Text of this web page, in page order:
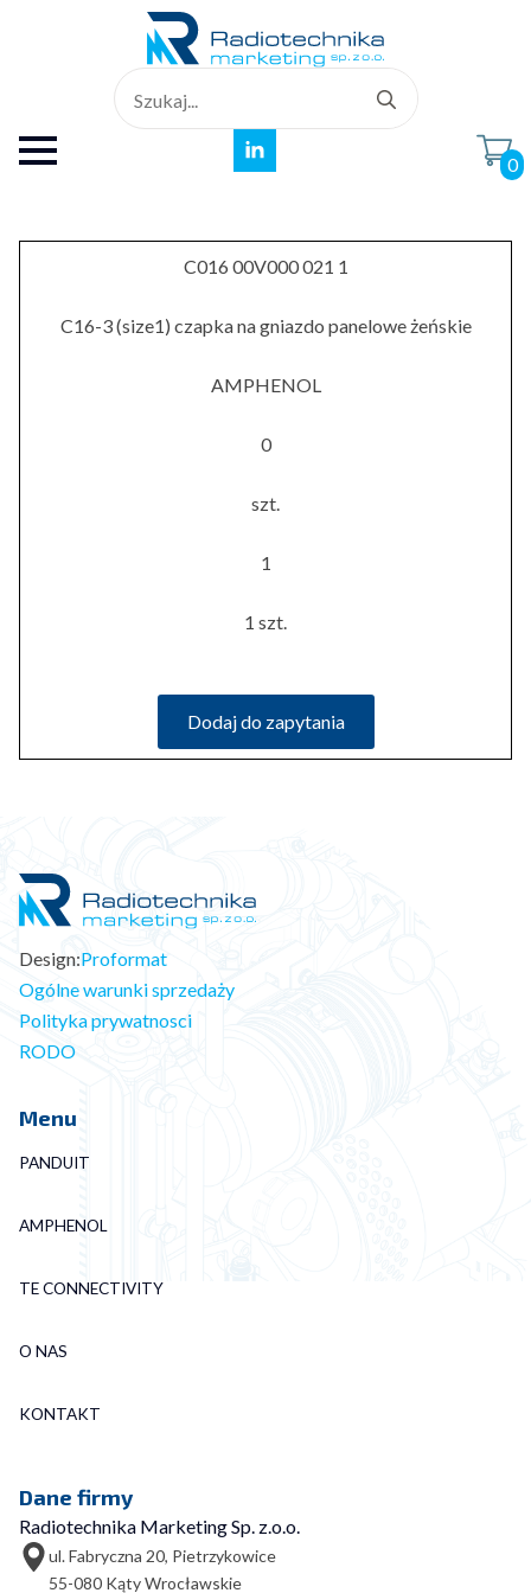
for:
0
C016 00V000 021 1
C16-3 (size1) czapka na gniazdo panelowe żeńskie
AMPHENOL
0
szt.
1
1 szt.
Dodaj do zapytania
Design:Proformat
Ogólne warunki sprzedaży
Polityka prywatnosci
RODO
Menu
PANDUIT
AMPHENOL
TE CONNECTIVITY
O NAS
KONTAKT
Dane firmy
Radiotechnika Marketing Sp. z.o.o.
ul. Fabryczna 20, Pietrzykowice
55-080 Kąty Wrocławskie